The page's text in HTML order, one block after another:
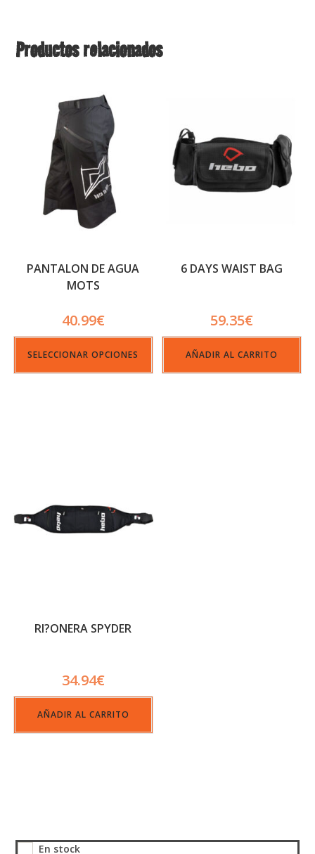
Productos relacionados
PANTALON DE AGUA
MOTS
40.99€
SELECCIONAR OPCIONES
6 DAYS WAIST BAG
59.35€
AÑADIR AL CARRITO
RI?ONERA SPYDER
34.94€
AÑADIR AL CARRITO
En stock